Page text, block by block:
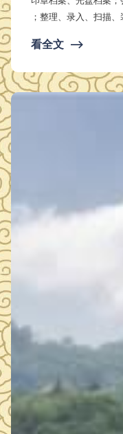
；整理、录入、扫描
。验收通过后一次性付款，未
看全文 ⟶